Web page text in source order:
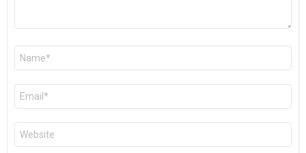
Nom
E-
mail
*
Site
web